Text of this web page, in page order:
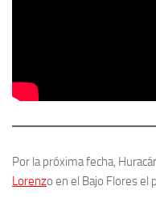
Por la próxima fecha,
Lorenzo en el Bajo Flores el